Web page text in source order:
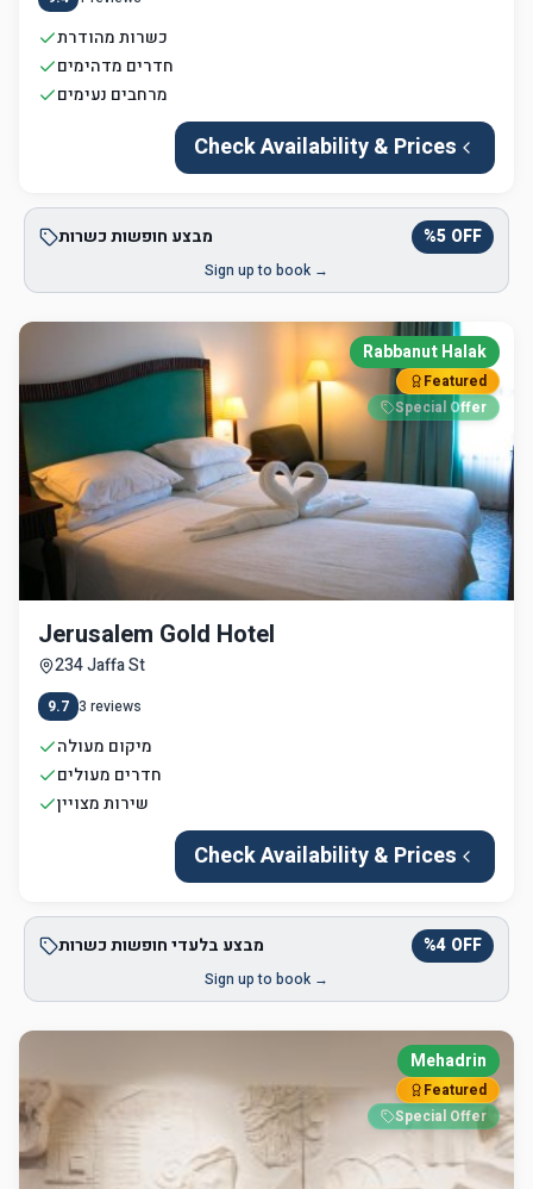
כשרות מהודרת
חדרים מדהימים
מרחבים נעימים
Check Availability & Prices
מבצע חופשות כשרות %5 OFF
Sign up to book →
Rabbanut Halak
Featured
Special Offer
Jerusalem Gold Hotel
234 Jaffa St
9.7 3 reviews
מיקום מעולה
חדרים מעולים
שירות מצויין
Check Availability & Prices
מבצע בלעדי חופשות כשרות %4 OFF
Sign up to book →
Mehadrin
Featured
Special Offer